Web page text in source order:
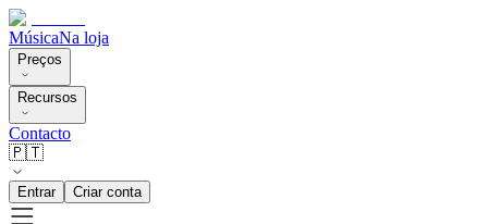
MúsicaNa loja
Preços
Recursos
Contacto
🇵🇹
Entrar Criar conta